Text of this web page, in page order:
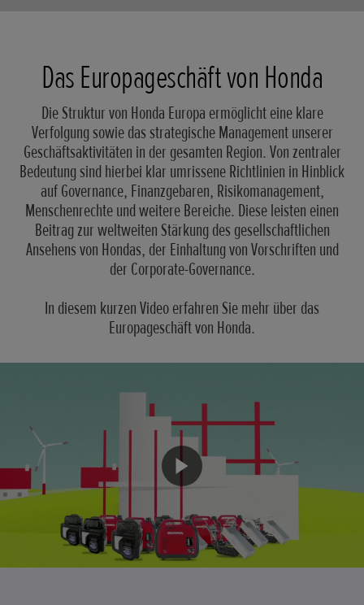
Das Europageschäft von Honda
Die Struktur von Honda Europa ermöglicht eine klare
Verfolgung sowie das strategische Management unserer
Geschäftsaktivitäten in der gesamten Region. Von zentraler
Bedeutung sind hierbei klar umrissene Richtlinien in Hinblick
auf Governance, Finanzgebaren, Risikomanagement,
Menschenrechte und weitere Bereiche. Diese leisten einen
Beitrag zur weltweiten Stärkung des gesellschaftlichen
Ansehens von Hondas, der Einhaltung von Vorschriften und
der Corporate-Governance.
In diesem kurzen Video erfahren Sie mehr über das
Europageschäft von Honda.